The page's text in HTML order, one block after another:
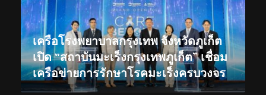
เครือโรงพยาบาลกรุงเทพ จังหวัดภูเก็ต
เปิด “สถาบันมะเร็งกรุงเทพภูเก็ต” เชื่อม
เครือข่ายการรักษาโรคมะเร็งครบวงจร